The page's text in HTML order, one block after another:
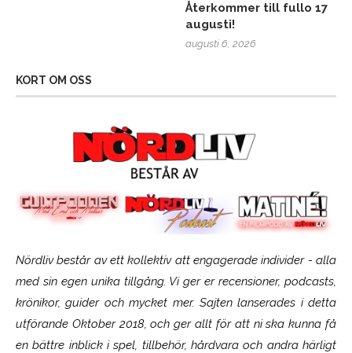
Återkommer till fullo 17
augusti!
augusti 6, 2026
KORT OM OSS
Nördliv består av ett kollektiv att engagerade individer - alla
med sin egen unika tillgång. Vi ger er recensioner, podcasts,
krönikor, guider och mycket mer. Sajten lanserades i detta
utförande Oktober 2018, och ger allt för att ni ska kunna få
en bättre inblick i spel, tillbehör, hårdvara och andra härligt